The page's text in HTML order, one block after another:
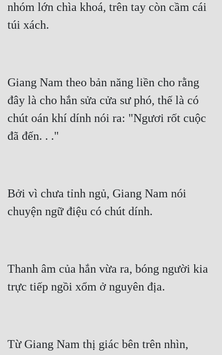
nhóm lớn chìa khoá, trên tay còn cầm cái
túi xách.
Giang Nam theo bản năng liền cho rằng
đây là cho hắn sửa cửa sư phó, thế là có
chút oán khí dính nói ra: "Ngươi rốt cuộc
đã đến. . ."
Bởi vì chưa tỉnh ngủ, Giang Nam nói
chuyện ngữ điệu có chút dính.
Thanh âm của hắn vừa ra, bóng người kia
trực tiếp ngồi xổm ở nguyên địa.
Từ Giang Nam thị giác bên trên nhìn,